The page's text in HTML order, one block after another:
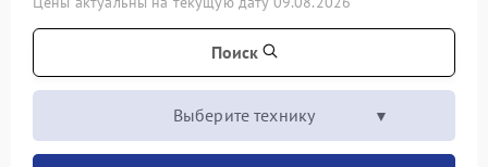
Поиск
Выберите технику